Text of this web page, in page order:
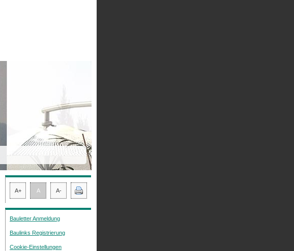
A+ A A-
Bauletter Anmeldung
Baulinks Registrierung
Cookie-Einstellungen